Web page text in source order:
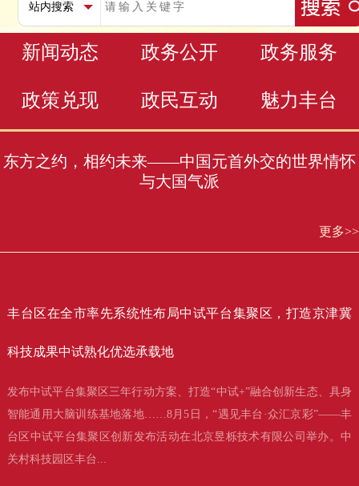
新闻动态 政务公开 政务服务
政策兑现 政民互动 魅力丰台
东方之约，相约未来——中国元首外交的世界情怀
与大国气派
更多>>
丰台区在全市率先系统性布局中试平台集聚区，打造京津冀
科技成果中试熟化优选承载地
发布中试平台集聚区三年行动方案、打造“中试+”融合创新生态、具身
智能通用大脑训练基地落地……8月5日，“遇见丰台·众汇京彩”——丰
台区中试平台集聚区创新发布活动在北京昱栎技术有限公司举办。中
关村科技园区丰台...